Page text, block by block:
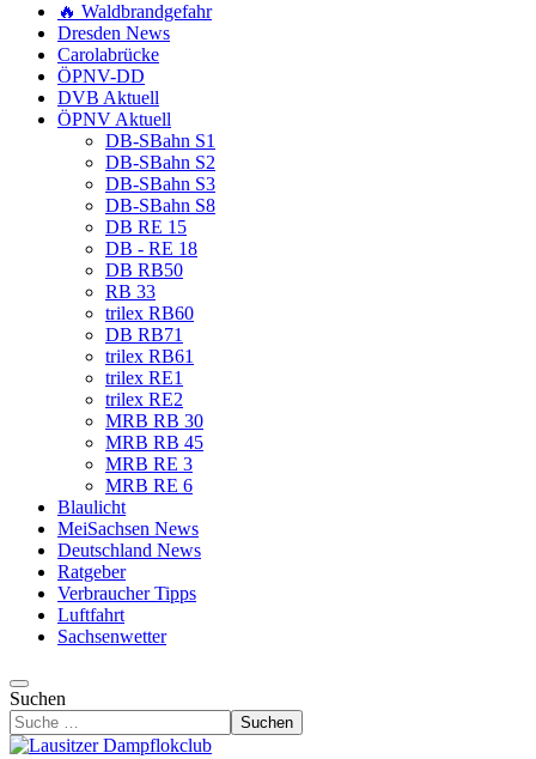
🔥 Waldbrandgefahr
Dresden News
Carolabrücke
ÖPNV-DD
DVB Aktuell
ÖPNV Aktuell
DB-SBahn S1
DB-SBahn S2
DB-SBahn S3
DB-SBahn S8
DB RE 15
DB - RE 18
DB RB50
RB 33
trilex RB60
DB RB71
trilex RB61
trilex RE1
trilex RE2
MRB RB 30
MRB RB 45
MRB RE 3
MRB RE 6
Blaulicht
MeiSachsen News
Deutschland News
Ratgeber
Verbraucher Tipps
Luftfahrt
Sachsenwetter
Suchen
Suchen